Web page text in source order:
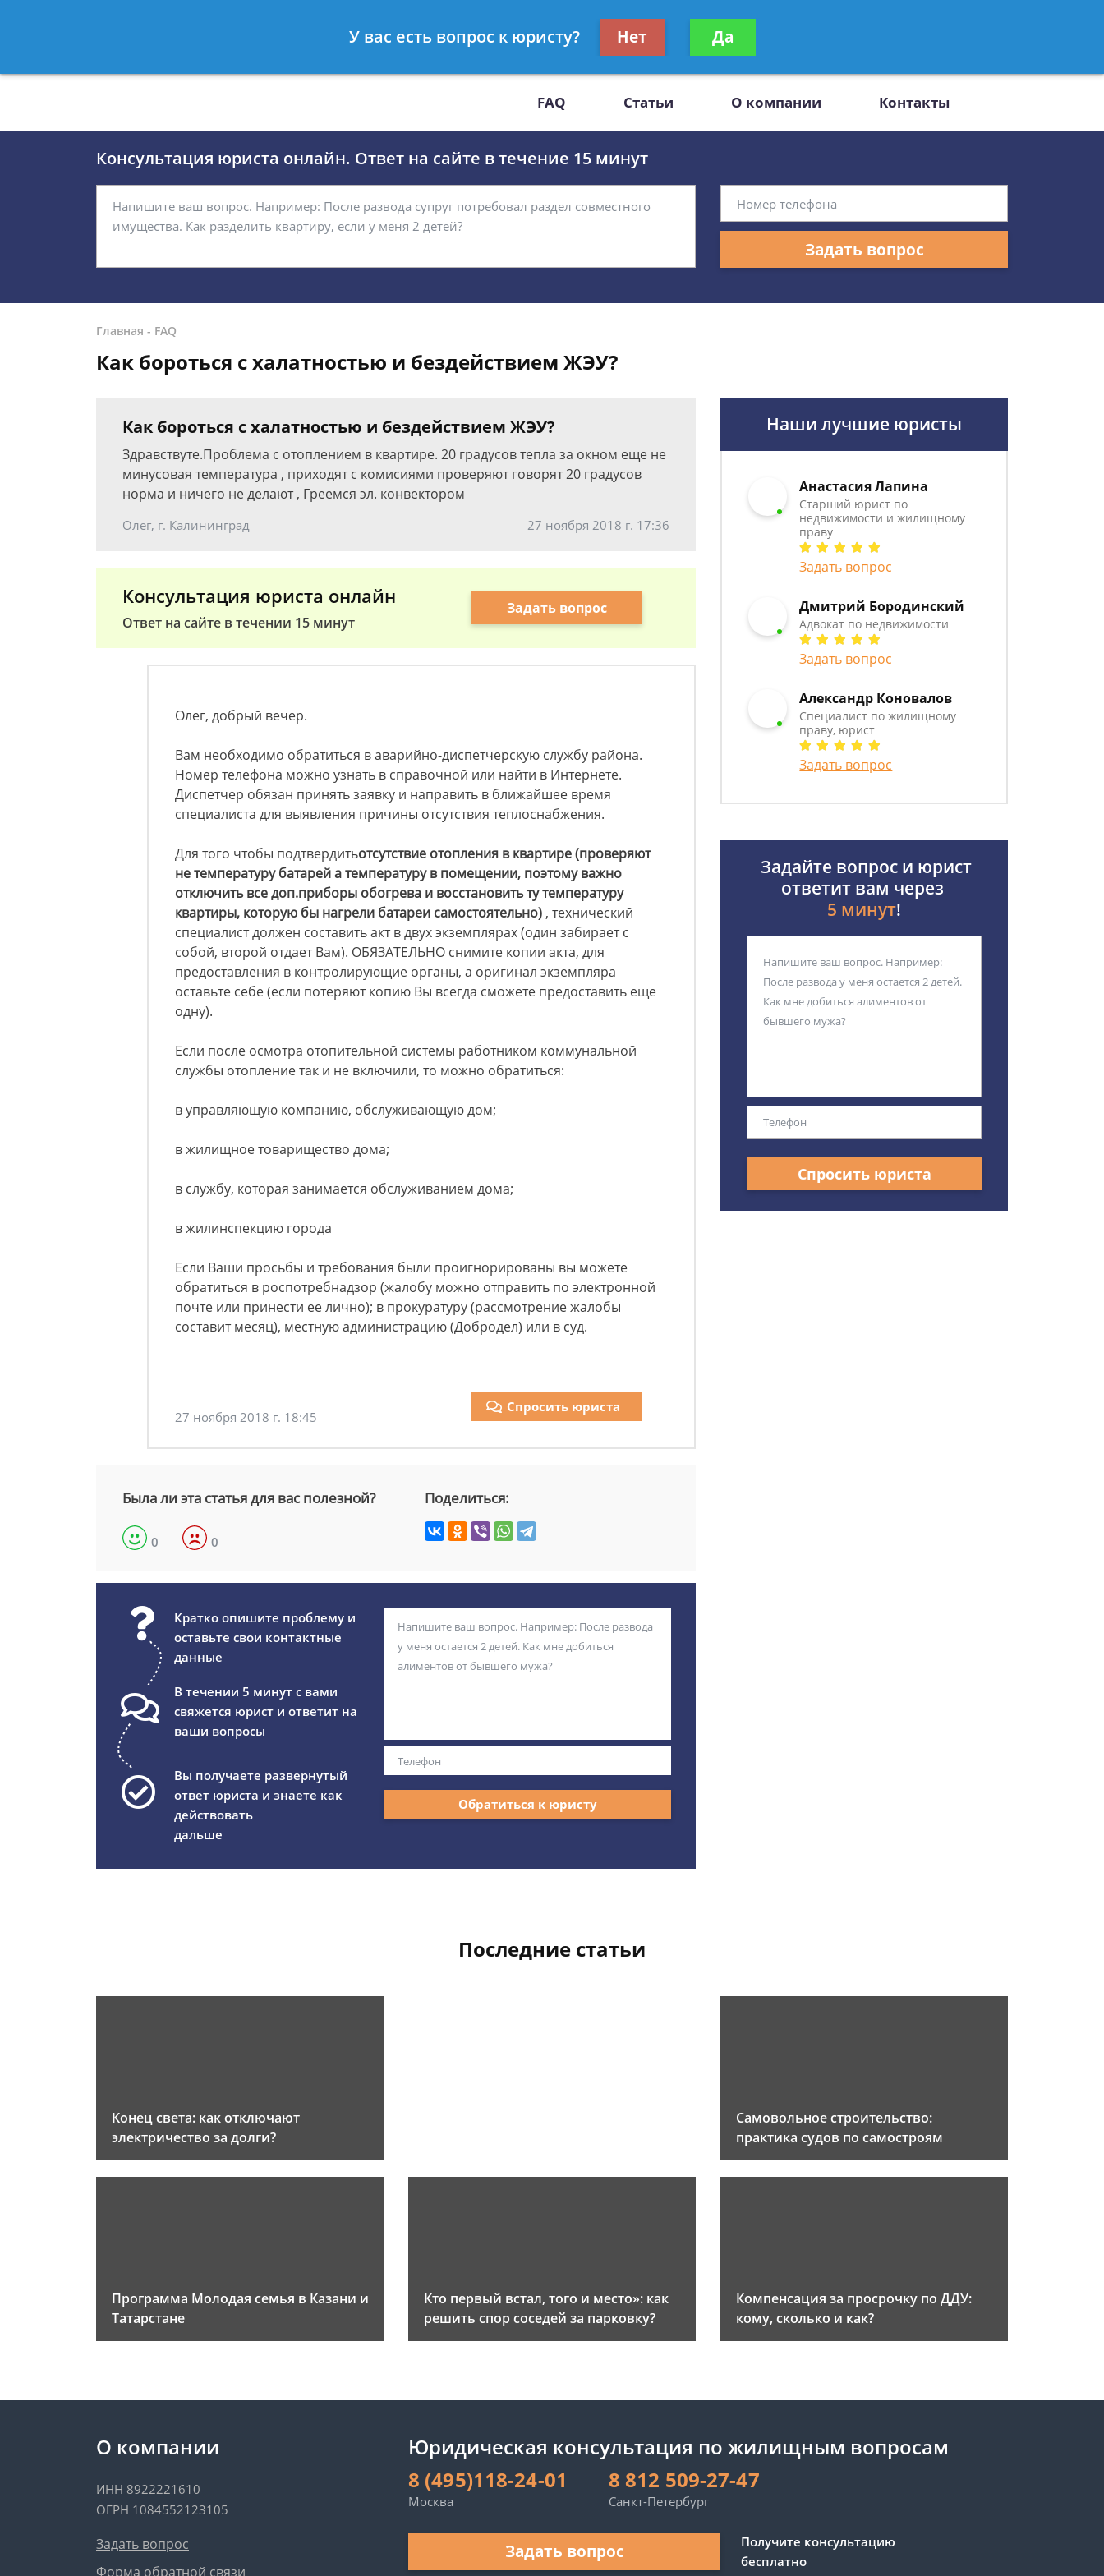
8 812 509-27-47
Получите консультацию
бесплатно
FAQ Статьи О компании Контакты
Консультация юриста онлайн. Ответ на сайте в течение 15 минут
Задать вопрос
Главная - FAQ
Как бороться с халатностью и бездействием ЖЭУ?
Как бороться с халатностью и бездействием ЖЭУ?
Здравствуте.Проблема с отоплением в квартире. 20 градусов тепла за окном еще не
минусовая температура , приходят с комисиями проверяют говорят 20 градусов
норма и ничего не делают , Греемся эл. конвектором
Олег, г. Калининград 27 ноября 2018 г. 17:36
Консультация юриста онлайн
Ответ на сайте в течении 15 минут
Задать вопрос
Олег, добрый вечер.
Вам необходимо обратиться в аварийно-диспетчерскую службу района.
Номер телефона можно узнать в справочной или найти в Интернете.
Диспетчер обязан принять заявку и направить в ближайшее время
специалиста для выявления причины отсутствия теплоснабжения.
Для того чтобы подтвердитьотсутствие отопления в квартире (проверяют
не температуру батарей а температуру в помещении, поэтому важно
отключить все доп.приборы обогрева и восстановить ту температуру
квартиры, которую бы нагрели батареи самостоятельно) , технический
специалист должен составить акт в двух экземплярах (один забирает с
собой, второй отдает Вам). ОБЯЗАТЕЛЬНО снимите копии акта, для
предоставления в контролирующие органы, а оригинал экземпляра
оставьте себе (если потеряют копию Вы всегда сможете предоставить еще
одну).
Если после осмотра отопительной системы работником коммунальной
службы отопление так и не включили, то можно обратиться:
в управляющую компанию, обслуживающую дом;
в жилищное товарищество дома;
в службу, которая занимается обслуживанием дома;
в жилинспекцию города
Если Ваши просьбы и требования были проигнорированы вы можете
обратиться в роспотребнадзор (жалобу можно отправить по электронной
почте или принести ее лично); в прокуратуру (рассмотрение жалобы
составит месяц), местную администрацию (Добродел) или в суд.
27 ноября 2018 г. 18:45
Спросить юриста
Была ли эта статья для вас полезной?
0 0
Поделиться:
Кратко опишите проблему и
оставьте свои контактные
данные
В течении 5 минут с вами
свяжется юрист и ответит на
ваши вопросы
Вы получаете развернутый
ответ юриста и знаете как
действовать
дальше
Обратиться к юристу
Наши лучшие юристы
Анастасия Лапина
Старший юрист по
недвижимости и жилищному
праву
Задать вопрос
Дмитрий Бородинский
Адвокат по недвижимости
Задать вопрос
Александр Коновалов
Специалист по жилищному
праву, юрист
Задать вопрос
Задайте вопрос и юрист
ответит вам через
5 минут!
Спросить юриста
Последние статьи
Конец света: как отключают
электричество за долги?
Самовольное строительство:
практика судов по самостроям
Программа Молодая семья в Казани и
Татарстане
Кто первый встал, того и место»: как
решить спор соседей за парковку?
Компенсация за просрочку по ДДУ:
кому, сколько и как?
О компании
ИНН 8922221610
ОГРН 1084552123105
Задать вопрос
Форма обратной связи
Юридическая консультация по жилищным вопросам
8 (495)118-24-01
Москва
8 812 509-27-47
Санкт-Петербург
Задать вопрос
Получите консультацию
бесплатно
У вас есть вопрос к юристу? Нет Да